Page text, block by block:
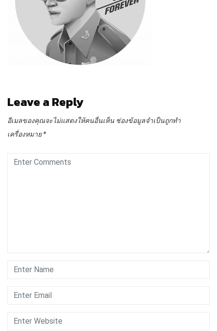
Leave a Reply
อีเมลของคุณจะไม่แสดงให้คนอื่นเห็น ช่องข้อมูลจำเป็นถูกทำ
เครื่องหมาย*